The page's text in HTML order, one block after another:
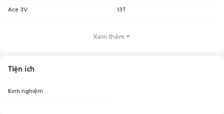
Ace 3V 13T
Xem thêm
Tiện ích
Kinh nghiệm